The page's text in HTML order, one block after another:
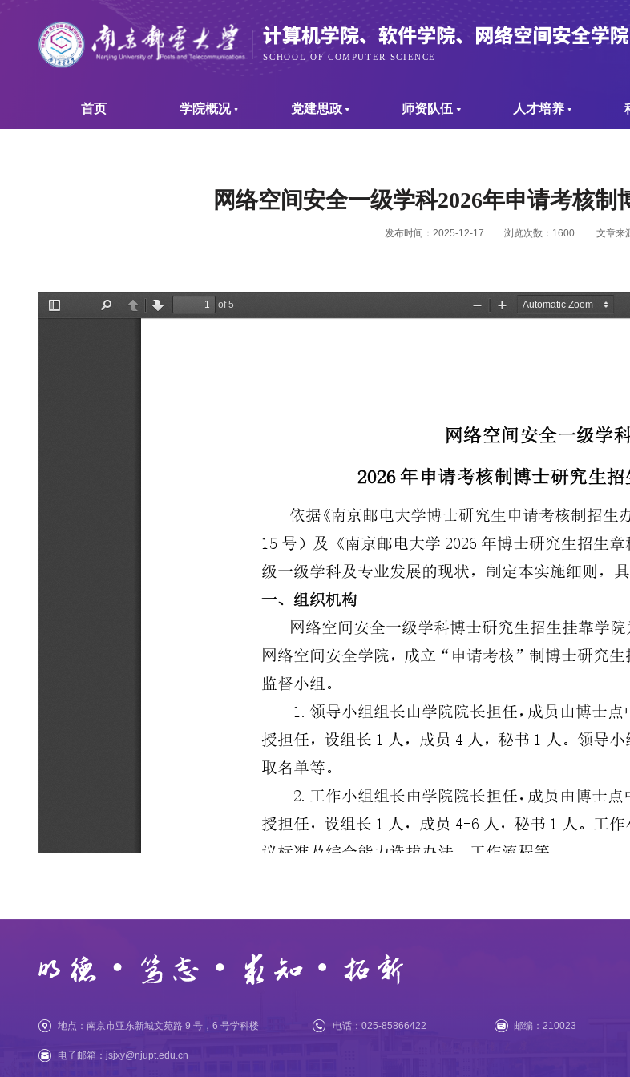
首页 学院概况 党建思政 师资队伍 人才培养
网络空间安全一级学科2026年申请考核制
发布时间：2025-12-17 浏览次数： 1600 文章来
地点：南京市亚东新城文苑路 9 号，6 号学科楼 电话：025-85866422 邮编：210023
电子邮箱：jsjxy@njupt.edu.cn